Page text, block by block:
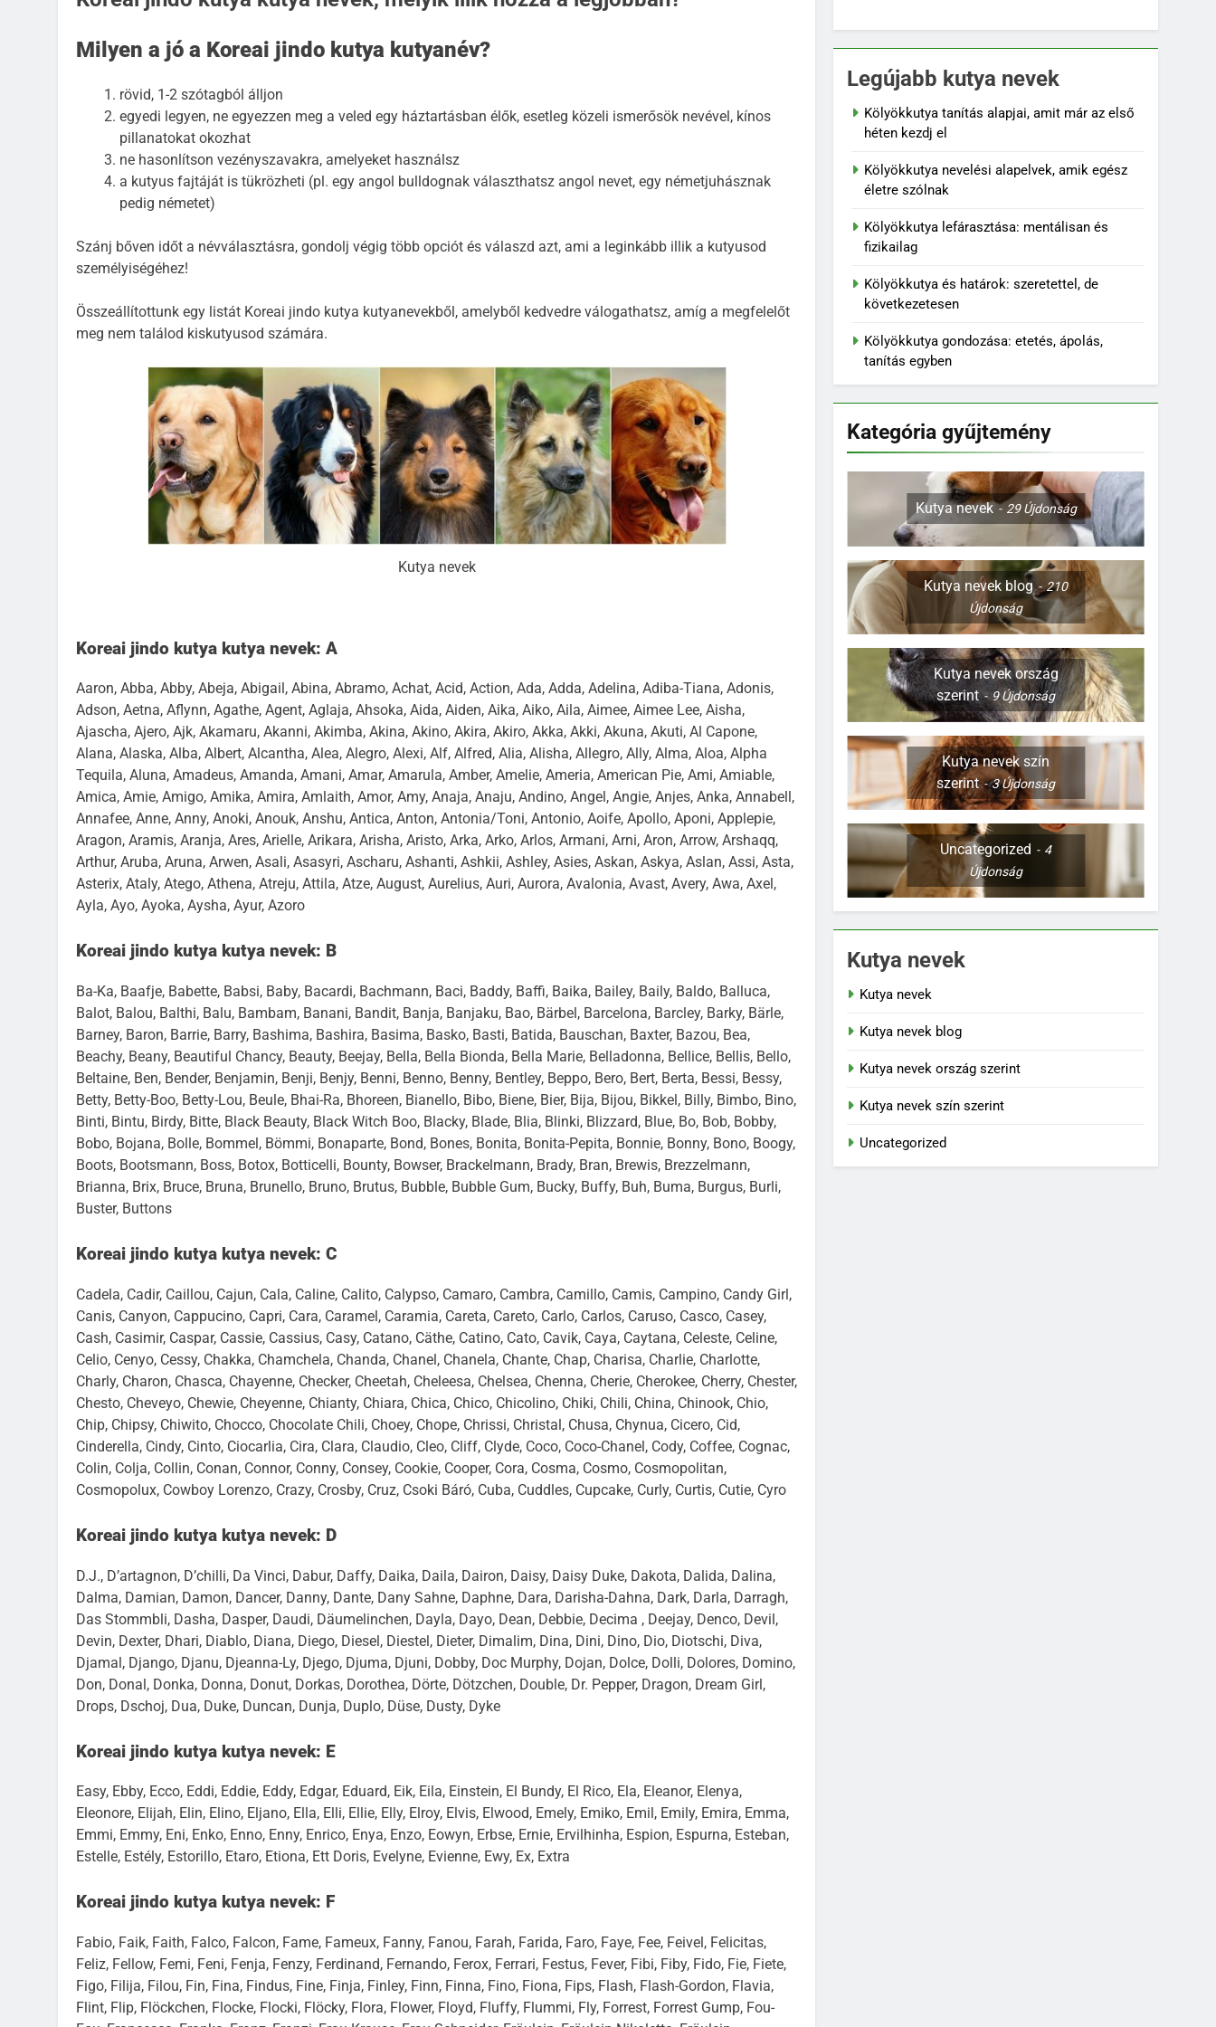
Milyen a jó a Koreai jindo kutya kutyanév?
rövid, 1-2 szótagból álljon
egyedi legyen, ne egyezzen meg a veled egy háztartásban élők, esetleg közeli ismerősök nevével, kínos
pillanatokat okozhat
ne hasonlítson vezényszavakra, amelyeket használsz
a kutyus fajtáját is tükrözheti (pl. egy angol bulldognak választhatsz angol nevet, egy németjuhásznak
pedig németet)
Szánj bőven időt a névválasztásra, gondolj végig több opciót és válaszd azt, ami a leginkább illik a kutyusod
személyiségéhez!
Összeállítottunk egy listát Koreai jindo kutya kutyanevekből, amelyből kedvedre válogathatsz, amíg a megfelelőt
meg nem találod kiskutyusod számára.
Kutya nevek
Koreai jindo kutya kutya nevek: A
Aaron, Abba, Abby, Abeja, Abigail, Abina, Abramo, Achat, Acid, Action, Ada, Adda, Adelina, Adiba-Tiana, Adonis,
Adson, Aetna, Aflynn, Agathe, Agent, Aglaja, Ahsoka, Aida, Aiden, Aika, Aiko, Aila, Aimee, Aimee Lee, Aisha,
Ajascha, Ajero, Ajk, Akamaru, Akanni, Akimba, Akina, Akino, Akira, Akiro, Akka, Akki, Akuna, Akuti, Al Capone,
Alana, Alaska, Alba, Albert, Alcantha, Alea, Alegro, Alexi, Alf, Alfred, Alia, Alisha, Allegro, Ally, Alma, Aloa, Alpha
Tequila, Aluna, Amadeus, Amanda, Amani, Amar, Amarula, Amber, Amelie, Ameria, American Pie, Ami, Amiable,
Amica, Amie, Amigo, Amika, Amira, Amlaith, Amor, Amy, Anaja, Anaju, Andino, Angel, Angie, Anjes, Anka, Annabell,
Annafee, Anne, Anny, Anoki, Anouk, Anshu, Antica, Anton, Antonia/Toni, Antonio, Aoife, Apollo, Aponi, Applepie,
Aragon, Aramis, Aranja, Ares, Arielle, Arikara, Arisha, Aristo, Arka, Arko, Arlos, Armani, Arni, Aron, Arrow, Arshaqq,
Arthur, Aruba, Aruna, Arwen, Asali, Asasyri, Ascharu, Ashanti, Ashkii, Ashley, Asies, Askan, Askya, Aslan, Assi, Asta,
Asterix, Ataly, Atego, Athena, Atreju, Attila, Atze, August, Aurelius, Auri, Aurora, Avalonia, Avast, Avery, Awa, Axel,
Ayla, Ayo, Ayoka, Aysha, Ayur, Azoro
Koreai jindo kutya kutya nevek: B
Ba-Ka, Baafje, Babette, Babsi, Baby, Bacardi, Bachmann, Baci, Baddy, Baffi, Baika, Bailey, Baily, Baldo, Balluca,
Balot, Balou, Balthi, Balu, Bambam, Banani, Bandit, Banja, Banjaku, Bao, Bärbel, Barcelona, Barcley, Barky, Bärle,
Barney, Baron, Barrie, Barry, Bashima, Bashira, Basima, Basko, Basti, Batida, Bauschan, Baxter, Bazou, Bea,
Beachy, Beany, Beautiful Chancy, Beauty, Beejay, Bella, Bella Bionda, Bella Marie, Belladonna, Bellice, Bellis, Bello,
Beltaine, Ben, Bender, Benjamin, Benji, Benjy, Benni, Benno, Benny, Bentley, Beppo, Bero, Bert, Berta, Bessi, Bessy,
Betty, Betty-Boo, Betty-Lou, Beule, Bhai-Ra, Bhoreen, Bianello, Bibo, Biene, Bier, Bija, Bijou, Bikkel, Billy, Bimbo, Bino,
Binti, Bintu, Birdy, Bitte, Black Beauty, Black Witch Boo, Blacky, Blade, Blia, Blinki, Blizzard, Blue, Bo, Bob, Bobby,
Bobo, Bojana, Bolle, Bommel, Bömmi, Bonaparte, Bond, Bones, Bonita, Bonita-Pepita, Bonnie, Bonny, Bono, Boogy,
Boots, Bootsmann, Boss, Botox, Botticelli, Bounty, Bowser, Brackelmann, Brady, Bran, Brewis, Brezzelmann,
Brianna, Brix, Bruce, Bruna, Brunello, Bruno, Brutus, Bubble, Bubble Gum, Bucky, Buffy, Buh, Buma, Burgus, Burli,
Buster, Buttons
Koreai jindo kutya kutya nevek: C
Cadela, Cadir, Caillou, Cajun, Cala, Caline, Calito, Calypso, Camaro, Cambra, Camillo, Camis, Campino, Candy Girl,
Canis, Canyon, Cappucino, Capri, Cara, Caramel, Caramia, Careta, Careto, Carlo, Carlos, Caruso, Casco, Casey,
Cash, Casimir, Caspar, Cassie, Cassius, Casy, Catano, Cäthe, Catino, Cato, Cavik, Caya, Caytana, Celeste, Celine,
Celio, Cenyo, Cessy, Chakka, Chamchela, Chanda, Chanel, Chanela, Chante, Chap, Charisa, Charlie, Charlotte,
Charly, Charon, Chasca, Chayenne, Checker, Cheetah, Cheleesa, Chelsea, Chenna, Cherie, Cherokee, Cherry, Chester,
Chesto, Cheveyo, Chewie, Cheyenne, Chianty, Chiara, Chica, Chico, Chicolino, Chiki, Chili, China, Chinook, Chio,
Chip, Chipsy, Chiwito, Chocco, Chocolate Chili, Choey, Chope, Chrissi, Christal, Chusa, Chynua, Cicero, Cid,
Cinderella, Cindy, Cinto, Ciocarlia, Cira, Clara, Claudio, Cleo, Cliff, Clyde, Coco, Coco-Chanel, Cody, Coffee, Cognac,
Colin, Colja, Collin, Conan, Connor, Conny, Consey, Cookie, Cooper, Cora, Cosma, Cosmo, Cosmopolitan,
Cosmopolux, Cowboy Lorenzo, Crazy, Crosby, Cruz, Csoki Báró, Cuba, Cuddles, Cupcake, Curly, Curtis, Cutie, Cyro
Koreai jindo kutya kutya nevek: D
D.J., D’artagnon, D’chilli, Da Vinci, Dabur, Daffy, Daika, Daila, Dairon, Daisy, Daisy Duke, Dakota, Dalida, Dalina,
Dalma, Damian, Damon, Dancer, Danny, Dante, Dany Sahne, Daphne, Dara, Darisha-Dahna, Dark, Darla, Darragh,
Das Stommbli, Dasha, Dasper, Daudi, Däumelinchen, Dayla, Dayo, Dean, Debbie, Decima , Deejay, Denco, Devil,
Devin, Dexter, Dhari, Diablo, Diana, Diego, Diesel, Diestel, Dieter, Dimalim, Dina, Dini, Dino, Dio, Diotschi, Diva,
Djamal, Django, Djanu, Djeanna-Ly, Djego, Djuma, Djuni, Dobby, Doc Murphy, Dojan, Dolce, Dolli, Dolores, Domino,
Don, Donal, Donka, Donna, Donut, Dorkas, Dorothea, Dörte, Dötzchen, Double, Dr. Pepper, Dragon, Dream Girl,
Drops, Dschoj, Dua, Duke, Duncan, Dunja, Duplo, Düse, Dusty, Dyke
Koreai jindo kutya kutya nevek: E
Easy, Ebby, Ecco, Eddi, Eddie, Eddy, Edgar, Eduard, Eik, Eila, Einstein, El Bundy, El Rico, Ela, Eleanor, Elenya,
Eleonore, Elijah, Elin, Elino, Eljano, Ella, Elli, Ellie, Elly, Elroy, Elvis, Elwood, Emely, Emiko, Emil, Emily, Emira, Emma,
Emmi, Emmy, Eni, Enko, Enno, Enny, Enrico, Enya, Enzo, Eowyn, Erbse, Ernie, Ervilhinha, Espion, Espurna, Esteban,
Estelle, Estély, Estorillo, Etaro, Etiona, Ett Doris, Evelyne, Evienne, Ewy, Ex, Extra
Koreai jindo kutya kutya nevek: F
Fabio, Faik, Faith, Falco, Falcon, Fame, Fameux, Fanny, Fanou, Farah, Farida, Faro, Faye, Fee, Feivel, Felicitas,
Feliz, Fellow, Femi, Feni, Fenja, Fenzy, Ferdinand, Fernando, Ferox, Ferrari, Festus, Fever, Fibi, Fiby, Fido, Fie, Fiete,
Figo, Filija, Filou, Fin, Fina, Findus, Fine, Finja, Finley, Finn, Finna, Fino, Fiona, Fips, Flash, Flash-Gordon, Flavia,
Flint, Flip, Flöckchen, Flocke, Flocki, Flöcky, Flora, Flower, Floyd, Fluffy, Flummi, Fly, Forrest, Forrest Gump, Fou-
2 Év Ezelőtt
Legújabb kutya nevek
Kölyökkutya tanítás alapjai, amit már az első
héten kezdj el
Kölyökkutya nevelési alapelvek, amik egész
életre szólnak
Kölyökkutya lefárasztása: mentálisan és
fizikailag
Kölyökkutya és határok: szeretettel, de
következetesen
Kölyökkutya gondozása: etetés, ápolás,
tanítás egyben
Kategória gyűjtemény
Kutya nevek 29Újdonság
Kutya nevek blog
210
Újdonság
Kutya nevek ország
szerint
9Újdonság
Kutya nevek szín
szerint
3Újdonság
Uncategorized
4
Újdonság
Kutya nevek
Kutya nevek
Kutya nevek blog
Kutya nevek ország szerint
Kutya nevek szín szerint
Uncategorized